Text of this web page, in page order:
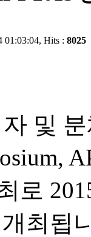
01:03:04, Hits : 8025
및
로
최됩